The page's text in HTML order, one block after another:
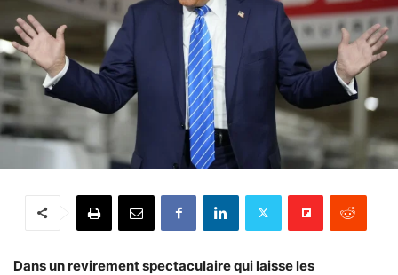
Dans un revirement spectaculaire qui laisse les